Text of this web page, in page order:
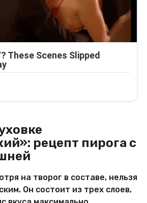
рецепт пирога с
на творог в составе, нельзя
Он состоит из трех слоев,